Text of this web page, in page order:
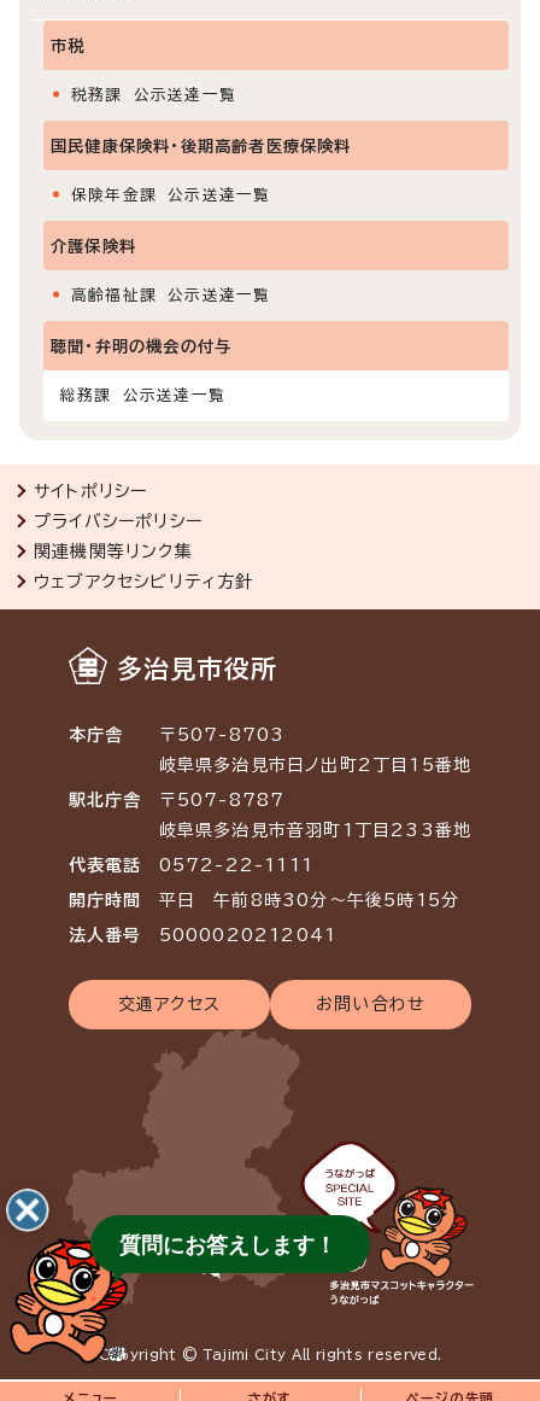
市税
税務課 公示送達一覧
国民健康保険料・後期高齢者医療保険料
保険年金課 公示送達一覧
介護保険料
高齢福祉課 公示送達一覧
聴聞・弁明の機会の付与
総務課 公示送達一覧
メニュー さがす ページの先頭
サイトポリシー
プライバシーポリシー
関連機関等リンク集
ウェブアクセシビリティ方針
多治見市役所
本庁舎
〒507-8703
岐阜県多治見市日ノ出町2丁目15番地
駅北庁舎
〒507-8787
岐阜県多治見市音羽町1丁目233番地
代表電話 0572-22-1111
開庁時間 平日 午前8時30分～午後5時15分
法人番号 5000020212041
交通アクセス お問い合わせ
Copyright © Tajimi City All rights reserved.
質問にお答えします！